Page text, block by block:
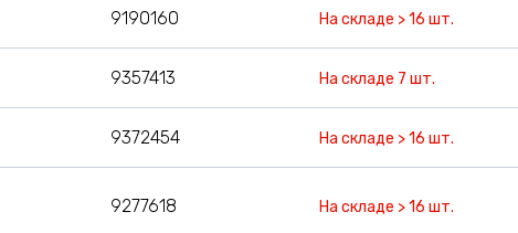
9190160 На складе > 16 шт.
9357413 На складе 7 шт.
9372454 На складе > 16 шт.
9277618 На складе > 16 шт.